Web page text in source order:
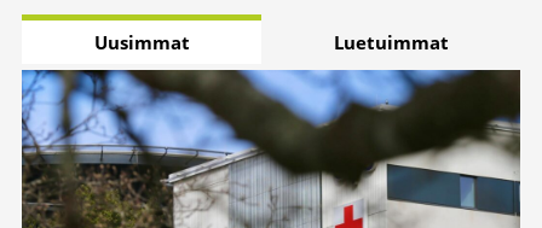
Uusimmat Luetuimmat